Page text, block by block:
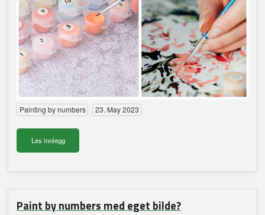
Byggesett & konstruksjonssett
Ukategorisert
Painting by numbers 23. May 2023
Les innlegg
Paint by numbers med eget bilde?